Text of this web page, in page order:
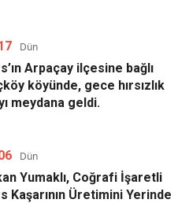
Dün
Arpaçay ilçesine bağlı
köyünde, gece hırsızlık
meydana geldi.
Dün
Yumaklı, Coğrafi İşaretli
Kaşarının Üretimini Yerinde